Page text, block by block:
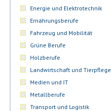
Energie und Elektrotechnik
Ernährungsberufe
Fahrzeug und Mobilität
Grüne Berufe
Holzberufe
Landwirtschaft und Tierpflege
Medien und IT
Metallberufe
Transport und Logistik